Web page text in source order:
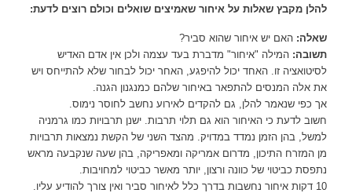
להלן מקבץ שאלות על איחור שאמיצים שואלים וכולם רוצים לדעת:
שאלה: האם יש איחור שהוא סביר?
תשובה:המילה "איחור" מדברת בעד עצמה ולכן אין אדם האדיש
לסיטואציה זו. האחד יכול להיפגע, האחר יכול לבחור שלא להתייחס ויש
את אלה המנסים להתפאר באיחור שלהם כמנגנון הגנה.
אך כפי שנאמר להלן, גם להקדים לאירוע נחשב לחוסר נימוס.
חשוב לדעת כי האיחור הוא גם תלוי תרבות. ישנן תרבויות כמו גרמניה
למשל, בהן הזמן נמדד במדויק. מהצד השני של הקשת נמצאות תרבויות
מן המזרח התיכון, מדרום אמריקה ומאפריקה, בהן שעה שנקבעה מראש
נתפסת כביטוי של כוונה ורצון, יותר מאשר כביטוי למחויבות.
10 דקות איחור נחשבות בדרך כלל לאיחור סביר ואין צורך להודיע עליו.